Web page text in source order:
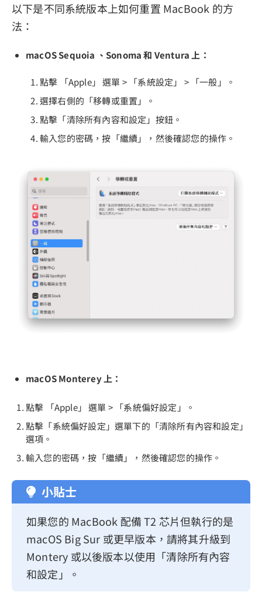
以下是不同系統版本上如何重置 MacBook 的方
法：
macOS Sequoia 、Sonoma 和 Ventura 上：
點擊 「Apple」 選單 > 「系統設定」 > 「一般」。
選擇右側的「移轉或重置」。
點擊「清除所有內容和設定」按鈕。
輸入您的密碼，按「繼續」，然後確認您的操作。
macOS Monterey 上：
點擊 「Apple」 選單 > 「系統偏好設定」。
點擊「系統偏好設定」選單下的「清除所有內容和設定」
選項。
輸入您的密碼，按「繼續」，然後確認您的操作。
小貼士
如果您的 MacBook 配備 T2 芯片但執行的是
macOS Big Sur 或更早版本，請將其升級到
Montery 或以後版本以使用「清除所有內容
和設定」。